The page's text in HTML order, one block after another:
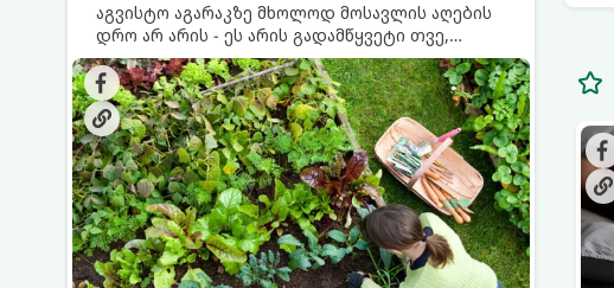
აგვისტო აგარაკზე მხოლოდ მოსავლის აღების
დრო არ არის - ეს არის გადამწყვეტი თვე,
როდესაც საფუძველი ეყრება მომავალი წლის
მოსავალს და ბაღი მზადდება შემოდგომა-
ზამთრის სეზონისთვის. იმისათვის, რომ
ნიადაგმა ენერგია აღიდგინოს, ხოლო
მცენარეებმა ზამთარს გაუძლონ, აგვისტოს
ბოლომდე 5 მნიშვნელოვანი საქმის გაკეთება
უნდა მოასწროთ: